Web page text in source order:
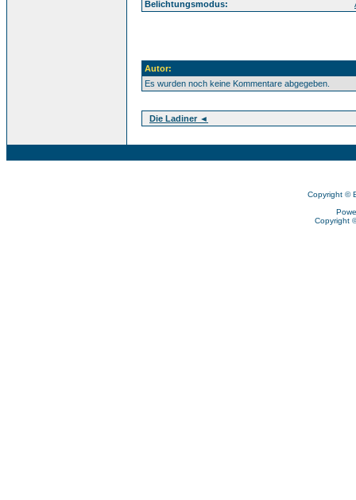
Belichtungsmodus:
Autor:
Es wurden noch keine Kommentare abgegeben.
Die Ladiner ◄
Copyright ©
Copyright